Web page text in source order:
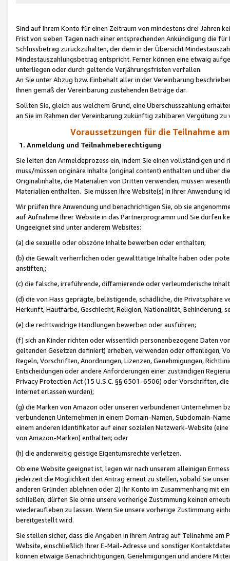
Sind auf Ihrem Konto für einen Zeitraum von mindestens drei Jahren
Frist von sieben Tagen nach einer entsprechenden Ankündigung die
Schlussbetrag zurückzuhalten, der dem in der Übersicht
Mindestauszahlungsbetrag entspricht. Ferner können eine etwaig
unterliegen oder durch geltende Verjährungsfristen verfallen.
An Sie unter Abzug bzw. Einbehalt aller in der Vereinbarung
Ihnen gemäß der Vereinbarung zustehenden Beträge dar.
Sollten Sie, gleich aus welchem Grund, eine Überschusszahlung
an Sie im Rahmen der Vereinbarung zukünftig zahlbaren Vergütung zu
Voraussetzungen für die Teilnahme
1. Anmeldung und Teilnahmeberechtigung
Sie leiten den Anmeldeprozess ein, indem Sie einen vollständigen
muss/müssen originäre Inhalte (original content) enthalten und über
Originalinhalte, die Materialien von Dritten verwenden, müssen
Materialien enthalten. Sie müssen Ihre Website(s) in Ihrer Anwendung
Wir prüfen Ihre Anwendung und benachrichtigen Sie, ob sie
auf Aufnahme Ihrer Website in das Partnerprogramm und Sie dürfen
Ungeeignet sind unter anderem Websites:
(a) die sexuelle oder obszöne Inhalte bewerben oder enthalten;
(b) die Gewalt verherrlichen oder gewalttätige Inhalte haben oder
anstiften,;
(c) die falsche, irreführende, diffamierende oder verleumderische
(d) die von Hass geprägte, belästigende, schädliche, die Privatsphäre
Herkunft, Hautfarbe, Geschlecht, Religion, Nationalität, Behinderung,
(e) die rechtswidrige Handlungen bewerben oder ausführen;
(f) sich an Kinder richten oder wissentlich personenbezogene Daten
geltenden Gesetzen definiert) erheben, verwenden oder offenlegen,
Regeln, Vorschriften, Anordnungen, Lizenzen, Genehmigungen,
Entscheidungen oder andere Anforderungen einer zuständigen
Privacy Protection Act (15 U.S.C. §§ 6501-6506) oder Vorschriften,
Internet erlassen wurden);
(g) die Marken von Amazon oder unseren verbundenen Unternehmen
verbundenen Unternehmen in einem Domain-Namen, Subdomain-
einem anderen Identifikator auf einer sozialen Netzwerk-Website
von Amazon-Marken) enthalten; oder
(h) die anderweitig geistige Eigentumsrechte verletzen.
Ob eine Website geeignet ist, legen wir nach unserem alleinigen
jederzeit die Möglichkeit den Antrag erneut zu stellen, sobald Sie
anderen Gründen ablehnen oder 2) Ihr Konto im Zusammenhang mit
schließen, dürfen Sie ohne unsere vorherige Zustimmung keinen
wiederaufleben zu lassen. Wenn Sie unsere vorherige Zustimmung
bereitgestellt wird.
Sie stellen sicher, dass die Angaben in Ihrem Antrag auf Teilnahme
Website, einschließlich Ihrer E-Mail-Adresse und sonstiger
können etwaige Benachrichtigungen, Genehmigungen und andere